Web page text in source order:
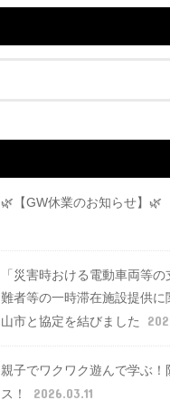
🌿【GW休業のお知らせ】🌿
「災害時おける電動車両等
難者等の一時滞在施設提供に
山市と協定を結びました
親子でワクワク遊んで学ぶ！
ス！
2026.03.11